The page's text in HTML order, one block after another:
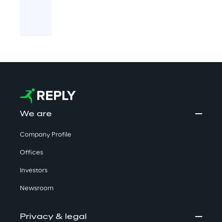
We are
Company Profile
Offices
Investors
Newsroom
Privacy & legal